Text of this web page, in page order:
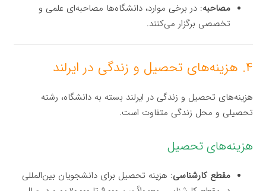
مصاحبه: در برخی موارد، دانشگاه‌ها مصاحبه‌ای علمی و
تخصصی برگزار می‌کنند.
۴. هزینه‌های تحصیل و زندگی در ایرلند
هزینه‌های تحصیل و زندگی در ایرلند بسته به دانشگاه، رشته
تحصیلی و محل زندگی متفاوت است.
هزینه‌های تحصیل
مقطع کارشناسی: هزینه تحصیل برای دانشجویان بین‌المللی